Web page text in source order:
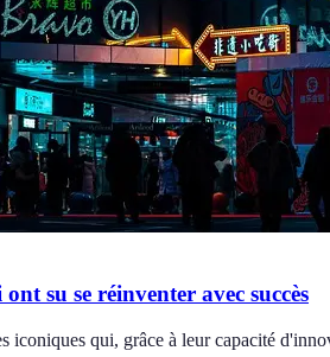
su se réinventer avec succès
iconiques qui, grâce à leur capacité